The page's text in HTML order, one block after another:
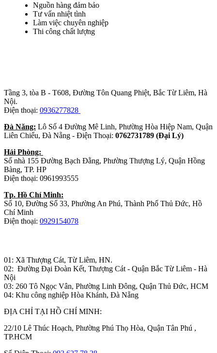
Nguồn hàng đảm bảo
Tư vấn nhiệt tình
Làm việc chuyên nghiệp
Thi công chất lượng
Tầng 3, tòa B - T608, Đường Tôn Quang Phiệt, Bắc Từ Liêm, Hà
Nội.
Điện thoại: 0936277828
Đà Năng: Lô Số 4 Đường Mê Linh, Phường Hòa Hiệp Nam, Quận
Liên Chiểu, Đà Nẵng - Điện Thoại: 0762731789 (Đại Lý)
Hải Phòng:
Số nhà 155 Đường Bạch Đằng, Phường Thượng Lý, Quận Hồng
Bàng, TP. HP
Điện thoại: 0961993555
Tp. Hồ Chí Minh:
Số 10, Đường Số 33, Phường An Phú, Thành Phố Thủ Đức, Hồ
Chí Minh
Điện thoại: 0929154078
01: Xã Thượng Cát, Từ Liêm, HN.
02: Đường Đại Đoàn Kết, Thượng Cát - Quận Bắc Từ Liêm - Hà
Nội
03: 260 Tô Ngọc Vân, Phường Linh Đông, Quận Thủ Đức, HCM
04: Khu công nghiệp Hòa Khánh, Đà Nẵng
ĐỊA CHỈ TẠI HỒ CHÍ MINH:
22/10 Lê Thúc Hoạch, Phường Phú Thọ Hòa, Quận Tân Phú ,
TP.HCM